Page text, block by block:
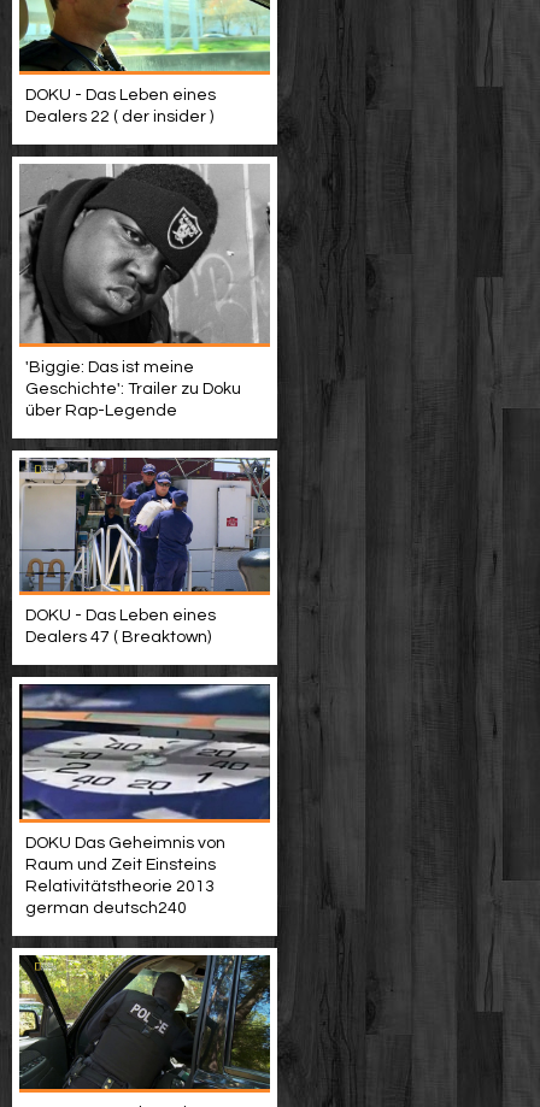
DOKU - Das Leben eines
Dealers 22 ( der insider )
'Biggie: Das ist meine
Geschichte': Trailer zu Doku
über Rap-Legende
DOKU - Das Leben eines
Dealers 47 ( Breaktown)
DOKU Das Geheimnis von
Raum und Zeit Einsteins
Relativitätstheorie 2013
german deutsch240